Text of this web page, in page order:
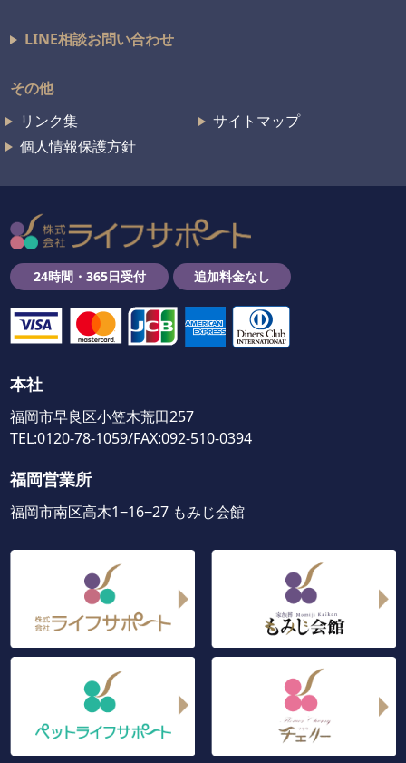
LINE相談お問い合わせ
その他
リンク集
サイトマップ
個人情報保護方針
24時間・365日受付 追加料金なし
本社
福岡市早良区小笠木荒田257
TEL:0120-78-1059/FAX:092-510-0394
福岡営業所
福岡市南区高木1−16−27 もみじ会館